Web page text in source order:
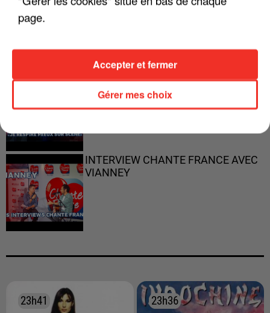
"JE RESPIRE MIEUX SUR SCÈNE" -
CALOGERO
INTERVIEW CHANTE FRANCE AVEC
VIANNEY
23h41
23h41 23h36
23h36
page.
Gérer mes choix
Accepter et fermer